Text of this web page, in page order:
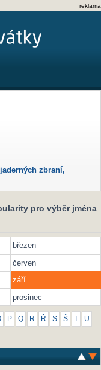
reklama
zbraní,
pro výběr jména
březen
červen
září
prosinec
P Q R Ř S Š U